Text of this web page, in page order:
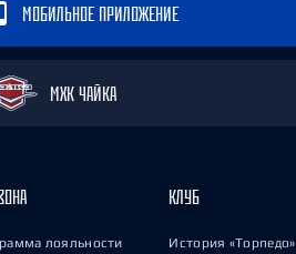
МОБИЛЬНОЕ ПРИЛОЖЕНИЕ
МХК ЧАЙКА
лояльности
КЛУБ
История «Торпедо»